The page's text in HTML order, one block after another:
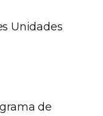
Unidades
de